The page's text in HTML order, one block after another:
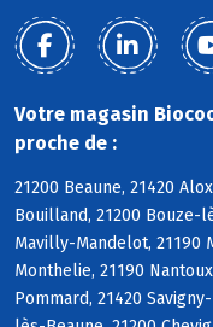
Votre magasin
proche de :
21200 Beaune, 21420
Bouilland, 21200 Bouze-
Mavilly-Mandelot, 21190
Monthelie, 21190
Pommard, 21420